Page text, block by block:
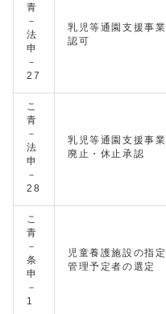
青
－
法
申
－
27
乳児等通園支援事業
認可
こ
青
－
法
申
－
28
乳児等通園支援事業
廃止・休止承認
こ
青
－
条
申
－
1
児童養護施設の指定
管理予定者の選定